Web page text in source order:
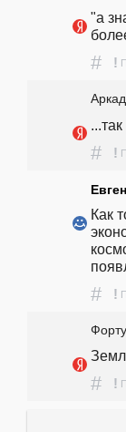
"а
# !
# !
Как
# !
# !